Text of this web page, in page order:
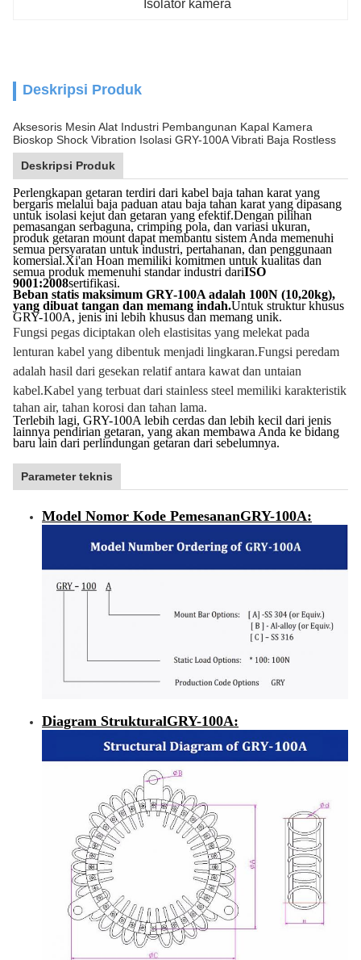
Isolator kamera
Deskripsi Produk
Aksesoris Mesin Alat Industri Pembangunan Kapal Kamera
Bioskop Shock Vibration Isolasi GRY-100A Vibrati Baja Rostless
Deskripsi Produk
Perlengkapan getaran terdiri dari kabel baja tahan karat yang
bergaris melalui baja paduan atau baja tahan karat yang dipasang
untuk isolasi kejut dan getaran yang efektif.Dengan pilihan
pemasangan serbaguna, crimping pola, dan variasi ukuran,
produk getaran mount dapat membantu sistem Anda memenuhi
semua persyaratan untuk industri, pertahanan, dan penggunaan
komersial.Xi'an Hoan memiliki komitmen untuk kualitas dan
semua produk memenuhi standar industri dariISO
9001:2008sertifikasi.
Beban statis maksimum GRY-100A adalah 100N (10,20kg),
yang dibuat tangan dan memang indah.Untuk struktur khusus
GRY-100A, jenis ini lebih khusus dan memang unik.
Fungsi pegas diciptakan oleh elastisitas yang melekat pada
lenturan kabel yang dibentuk menjadi lingkaran.Fungsi peredam
adalah hasil dari gesekan relatif antara kawat dan untaian
kabel.Kabel yang terbuat dari stainless steel memiliki karakteristik
tahan air, tahan korosi dan tahan lama.
Terlebih lagi, GRY-100A lebih cerdas dan lebih kecil dari jenis
lainnya pendirian getaran, yang akan membawa Anda ke bidang
baru lain dari perlindungan getaran dari sebelumnya.
Parameter teknis
Model Nomor Kode PemesananGRY-100A:
Diagram StrukturalGRY-100A: